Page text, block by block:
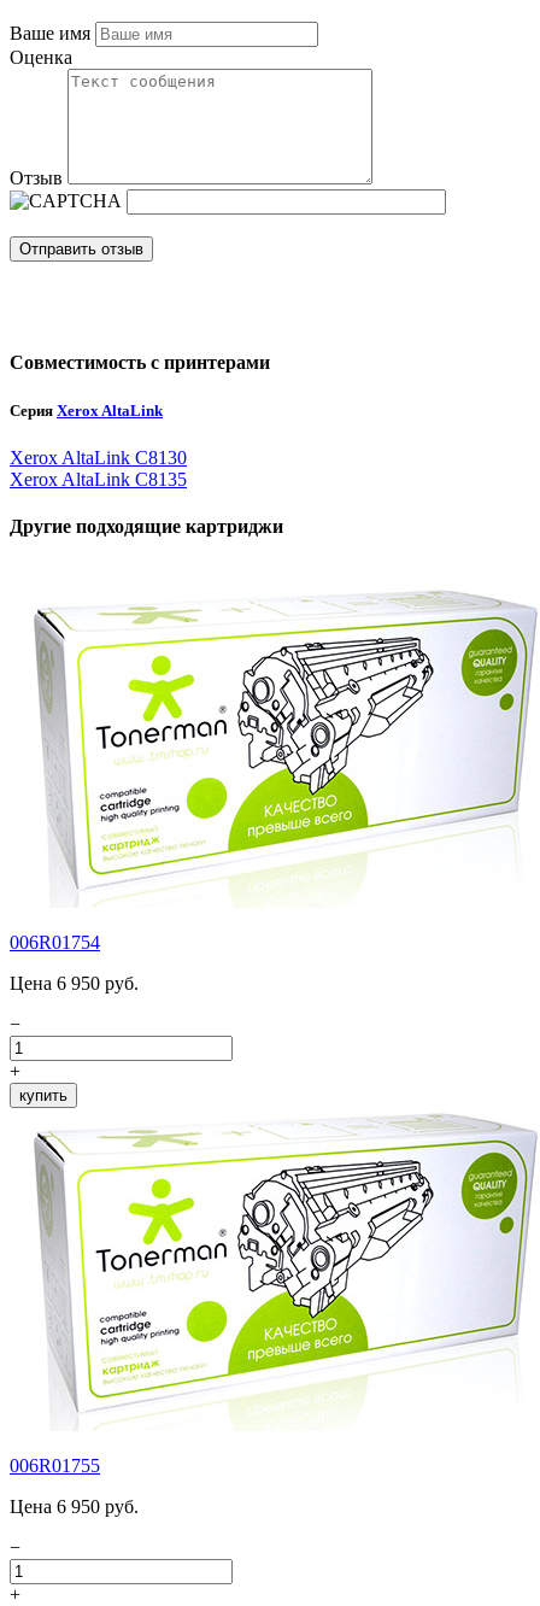
Ваше имя
Оценка
Отзыв
Отправить отзыв
Совместимость с принтерами
Серия Xerox AltaLink
Xerox AltaLink C8130
Xerox AltaLink C8135
Другие подходящие картриджи
006R01754
Цена 6 950 руб.
−
+
купить
006R01755
Цена 6 950 руб.
−
+